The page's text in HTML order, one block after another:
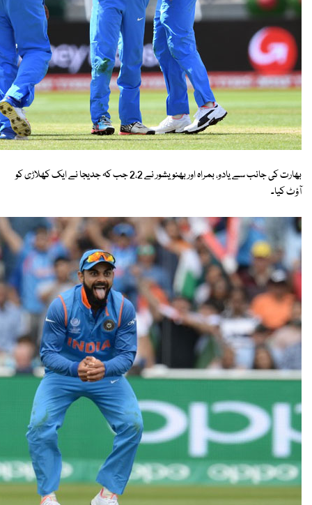
بھارت کی جانب سے یادو، بمراہ اور بھنویشور نے 2،2 جب کہ جدیجا نے ایک کھلاڑی کو
آؤٹ کیا۔